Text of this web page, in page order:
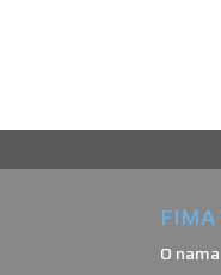
FIMA
O nama